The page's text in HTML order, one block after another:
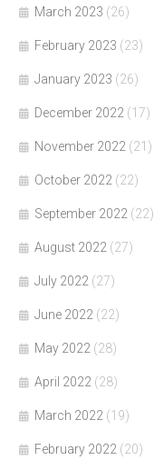
March 2023 (26)
February 2023 (23)
January 2023 (26)
December 2022 (17)
November 2022 (21)
October 2022 (22)
September 2022 (22)
August 2022 (27)
July 2022 (27)
June 2022 (22)
May 2022 (28)
April 2022 (28)
March 2022 (19)
February 2022 (20)